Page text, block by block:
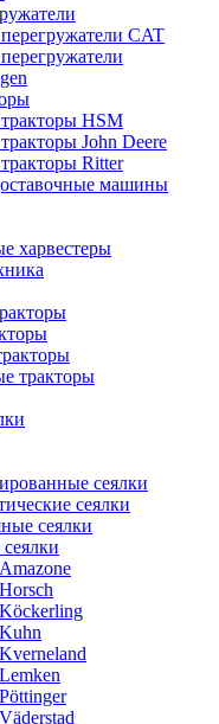
CAT
HSM
John Deere
Ritter
машины
харвестеры
тракторы
сеялки
сеялки
сеялки